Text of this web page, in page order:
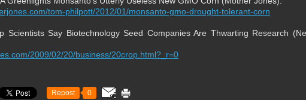
tom-philpott/2012/01/monsanto-gmo-drought-tolerant-corn
Scientists Say Biotechnology Seed Companies Are Thwarting Research
2009/02/20/business/20crop.html?_r=0
Repost 0